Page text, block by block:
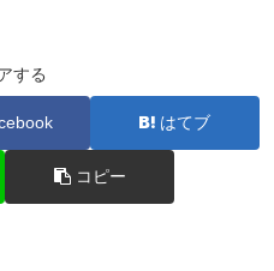
する
はてブ
コピー